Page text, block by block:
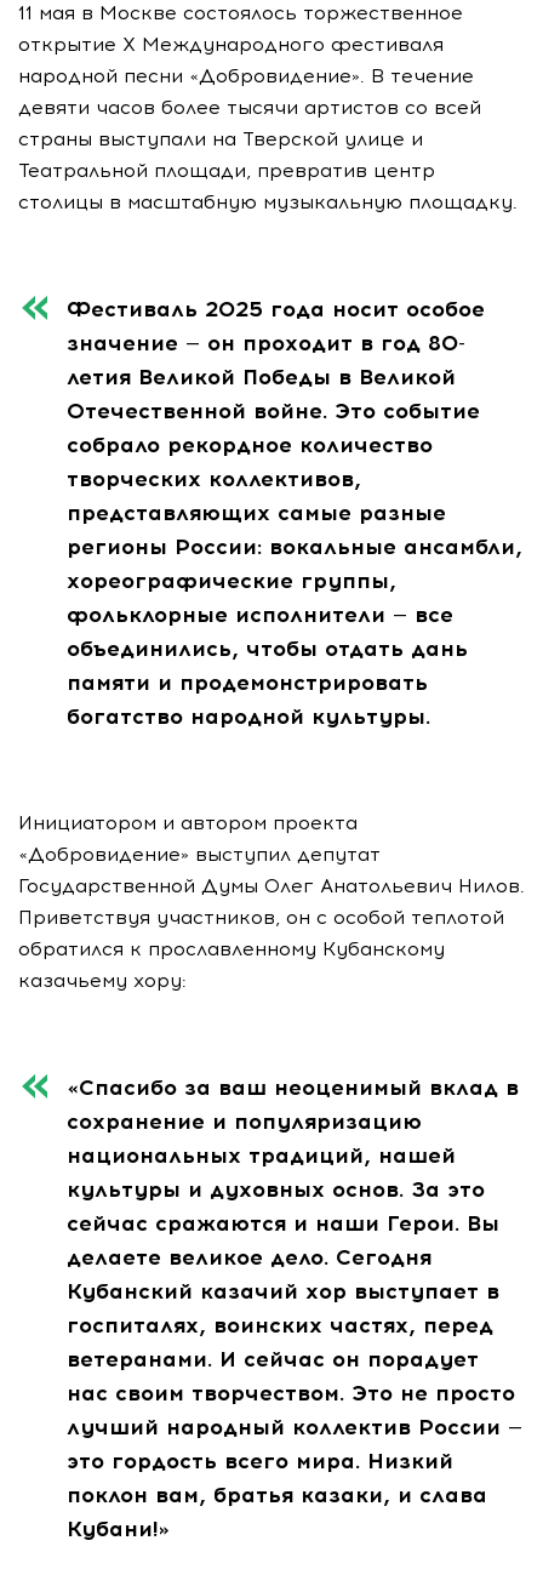
11 мая в Москве состоялось торжественное
открытие X Международного фестиваля
народной песни «Добровидение». В течение
девяти часов более тысячи артистов со всей
страны выступали на Тверской улице и
Театральной площади, превратив центр
столицы в масштабную музыкальную площадку.
Фестиваль 2025 года носит особое
значение — он проходит в год 80-
летия Великой Победы в Великой
Отечественной войне. Это событие
собрало рекордное количество
творческих коллективов,
представляющих самые разные
регионы России: вокальные ансамбли,
хореографические группы,
фольклорные исполнители — все
объединились, чтобы отдать дань
памяти и продемонстрировать
богатство народной культуры.
Инициатором и автором проекта
«Добровидение» выступил депутат
Государственной Думы Олег Анатольевич Нилов.
Приветствуя участников, он с особой теплотой
обратился к прославленному Кубанскому
казачьему хору:
«Спасибо за ваш неоценимый вклад в
сохранение и популяризацию
национальных традиций, нашей
культуры и духовных основ. За это
сейчас сражаются и наши Герои. Вы
делаете великое дело. Сегодня
Кубанский казачий хор выступает в
госпиталях, воинских частях, перед
ветеранами. И сейчас он порадует
нас своим творчеством. Это не просто
лучший народный коллектив России —
это гордость всего мира. Низкий
поклон вам, братья казаки, и слава
Кубани!»